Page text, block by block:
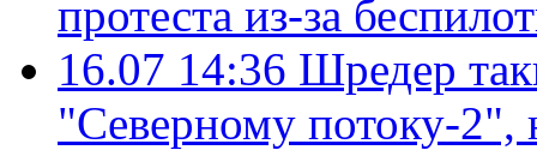
протеста из-за
16.07 14:36 Шредер
"Северному потоку-2",